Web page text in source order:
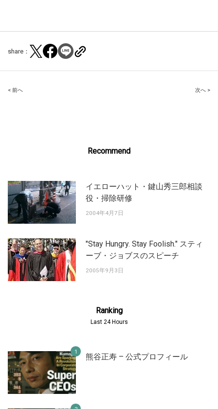
share：
Post
< 前へ 次へ >
Recommend
イエローハット・鍵山秀三郎相談
役・掃除研修
2004年4月7日
"Stay Hungry. Stay Foolish." スティ
ーブ・ジョブスのスピーチ
2005年9月3日
Ranking
Last 24 Hours
熊谷正寿 – 公式プロフィール